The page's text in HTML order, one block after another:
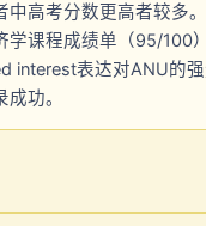
高考分数更高者较多。
学课程成绩单（95/100
interest表达对ANU的
功。